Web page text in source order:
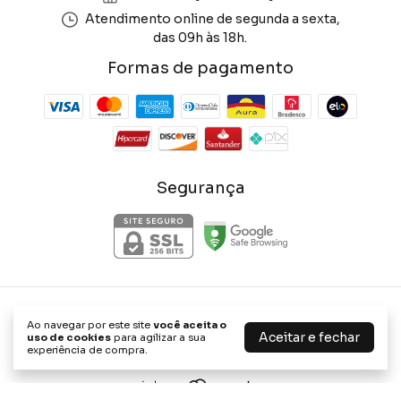
Ao navegar por este site você aceita o
uso de cookies para agilizar a sua
experiência de compra.
Aceitar e fechar
Atendimento online de segunda a sexta,
das 09h às 18h.
Formas de pagamento
Segurança
Phone Store Shop
©2026. Phone Store Shop - 47656898000114. Todos os direitos